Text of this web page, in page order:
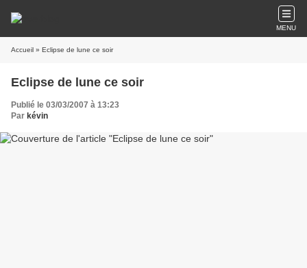
MENU
Accueil » Eclipse de lune ce soir
Eclipse de lune ce soir
Publié le 03/03/2007 à 13:23
Par kévin